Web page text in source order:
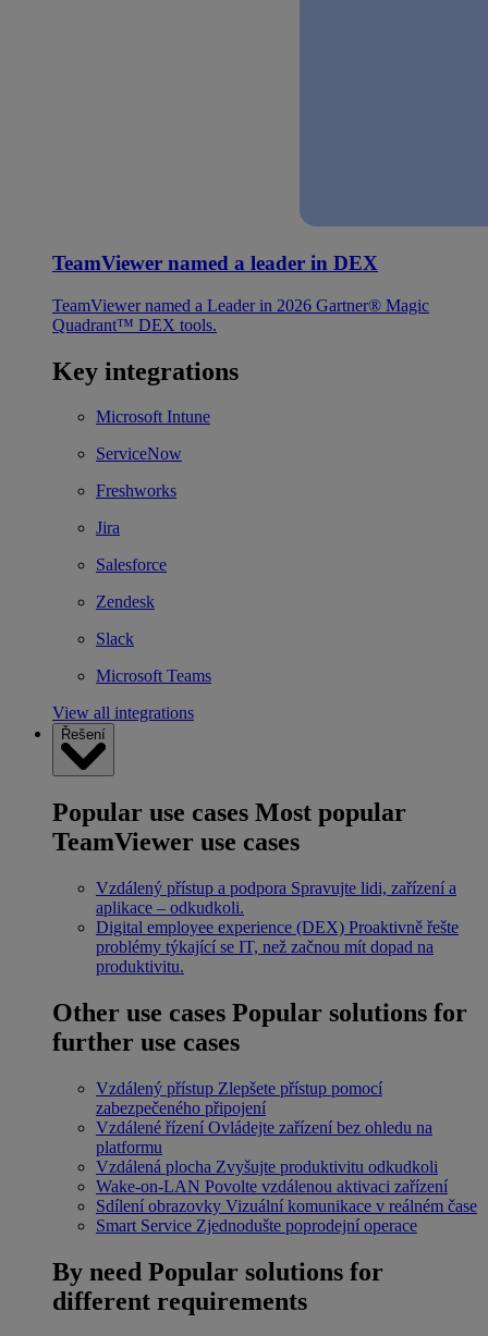
TeamViewer named a leader in DEX
TeamViewer named a Leader in 2026 Gartner® Magic
Quadrant™ DEX tools.
Key integrations
Microsoft Intune
ServiceNow
Freshworks
Jira
Salesforce
Zendesk
Slack
Microsoft Teams
View all integrations
Řešení
Popular use cases Most popular
TeamViewer use cases
Vzdálený přístup a podpora Spravujte lidi, zařízení a
aplikace – odkudkoli.
Digital employee experience (DEX) Proaktivně řešte
problémy týkající se IT, než začnou mít dopad na
produktivitu.
Other use cases Popular solutions for
further use cases
Vzdálený přístup Zlepšete přístup pomocí
zabezpečeného připojení
Vzdálené řízení Ovládejte zařízení bez ohledu na
platformu
Vzdálená plocha Zvyšujte produktivitu odkudkoli
Wake-on-LAN Povolte vzdálenou aktivaci zařízení
Sdílení obrazovky Vizuální komunikace v reálném čase
Smart Service Zjednodušte poprodejní operace
By need Popular solutions for
different requirements